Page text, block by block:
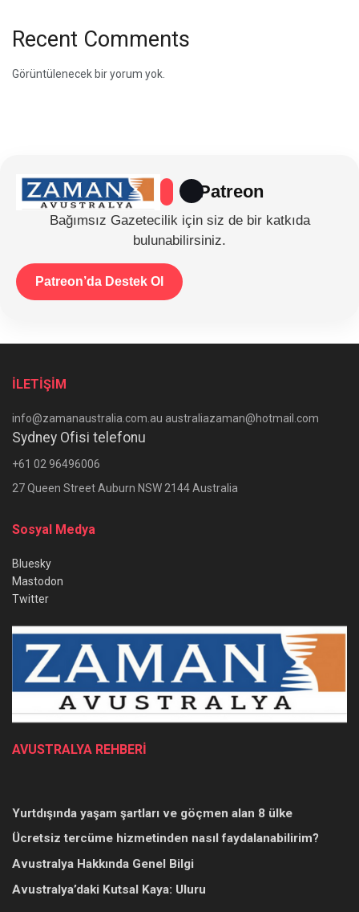
Recent Comments
Görüntülenecek bir yorum yok.
Patreon
Bağımsız Gazetecilik için siz de bir katkıda
bulunabilirsiniz.
Patreon’da Destek Ol
İLETİŞİM
info@zamanaustralia.com.au australiazaman@hotmail.com
Sydney Ofisi telefonu
+61 02 96496006
27 Queen Street Auburn NSW 2144 Australia
Sosyal Medya
Bluesky
Mastodon
Twitter
AVUSTRALYA REHBERİ
Yurtdışında yaşam şartları ve göçmen alan 8 ülke
Ücretsiz tercüme hizmetinden nasıl faydalanabilirim?
Avustralya Hakkında Genel Bilgi
Avustralya’daki Kutsal Kaya: Uluru